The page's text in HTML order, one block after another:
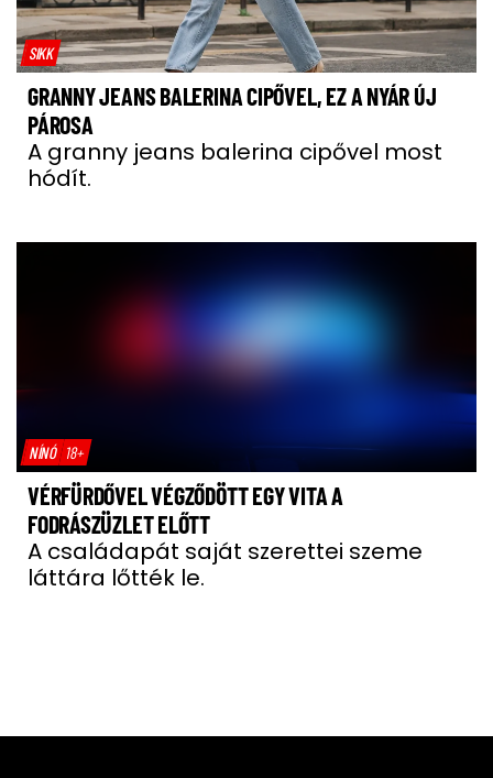
SIKK
GRANNY JEANS BALERINA CIPŐVEL, EZ A NYÁR ÚJ
PÁROSA
A granny jeans balerina cipővel most
hódít.
NÍNÓ 18+
VÉRFÜRDŐVEL VÉGZŐDÖTT EGY VITA A
FODRÁSZÜZLET ELŐTT
A családapát saját szerettei szeme
láttára lőtték le.